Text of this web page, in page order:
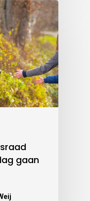
gaan